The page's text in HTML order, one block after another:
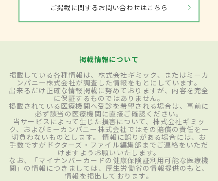
ご掲載に関するお問い合わせはこちら
掲載情報について
掲載している各種情報は、株式会社ギミック、またはミーカ
ンパニー株式会社が調査した情報をもとにしています。
出来るだけ正確な情報掲載に努めておりますが、内容を完全
に保証するものではありません。
掲載されている医療機関へ受診を希望される場合は、事前に
必ず該当の医療機関に直接ご確認ください。
当サービスによって生じた損害について、株式会社ギミッ
ク、およびミーカンパニー株式会社ではその賠償の責任を一
切負わないものとします。 情報に誤りがある場合には、お
手数ですがドクターズ・ファイル編集部までご連絡をいただ
けますようお願いいたします。
なお、「マイナンバーカードの健康保険証利用可能な医療機
関」の情報につきましては、厚生労働省の情報提供のもと、
情報を掲出しております。